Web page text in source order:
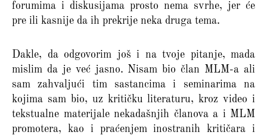
forumima i diskusijama prosto nema svrhe, jer će
pre ili kasnije da ih prekrije neka druga tema.
Dakle, da odgovorim još i na tvoje pitanje, mada
mislim da je već jasno. Nisam bio član MLM-a ali
sam zahvaljući tim sastancima i seminarima na
kojima sam bio, uz kritičku literaturu, kroz video i
tekstualne materijale nekadašnjih članova a i MLM
promotera, kao i praćenjem inostranih kritičara i